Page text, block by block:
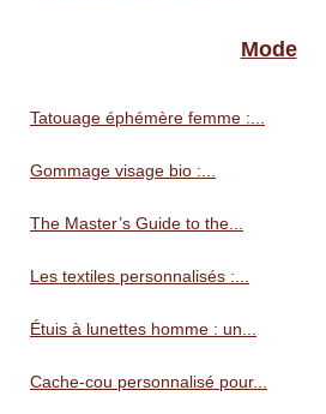
Mode
Tatouage éphémère femme :...
Gommage visage bio :...
The Master’s Guide to the...
Les textiles personnalisés :...
Étuis à lunettes homme : un...
Cache-cou personnalisé pour...